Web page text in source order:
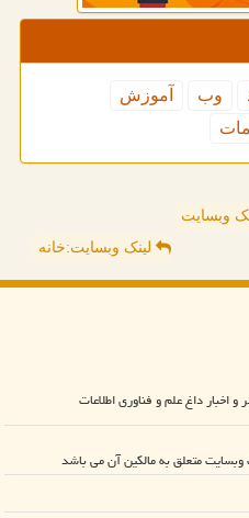
وب
آموزش
وبسایت
لینک وبسایت:خانه
اخبار داغ علم و فناوری اطلاعات